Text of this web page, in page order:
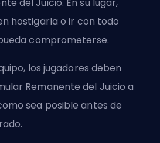
hostigarla o ir con todo
comprometerse.
los jugadores deben
Remanente del Juicio a
sea posible antes de